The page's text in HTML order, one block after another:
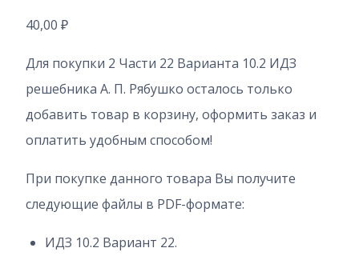
40,00 ₽
Для покупки 2 Части 22 Варианта 10.2 ИДЗ
решебника А. П. Рябушко осталось только
добавить товар в корзину, оформить заказ и
оплатить удобным способом!
При покупке данного товара Вы получите
следующие файлы в PDF-формате:
ИДЗ 10.2 Вариант 22.